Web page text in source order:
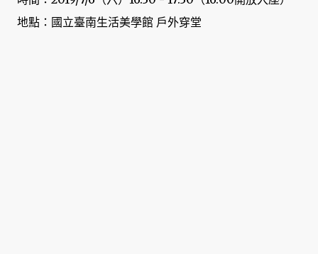
地點：國立臺南生活美學館 戶外穿堂